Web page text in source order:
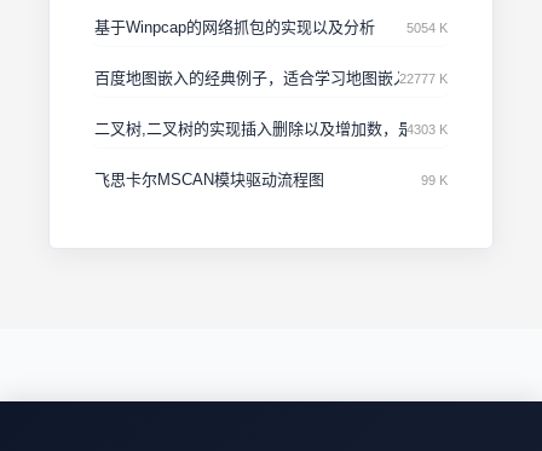
基于Winpcap的网络抓包的实现以及分析 5054 K
百度地图嵌入的经典例子，适合学习地图嵌入的同学使用
22777 K
二叉树,二叉树的实现插入删除以及增加数，是数据结构必修的
4303 K
飞思卡尔MSCAN模块驱动流程图 99 K